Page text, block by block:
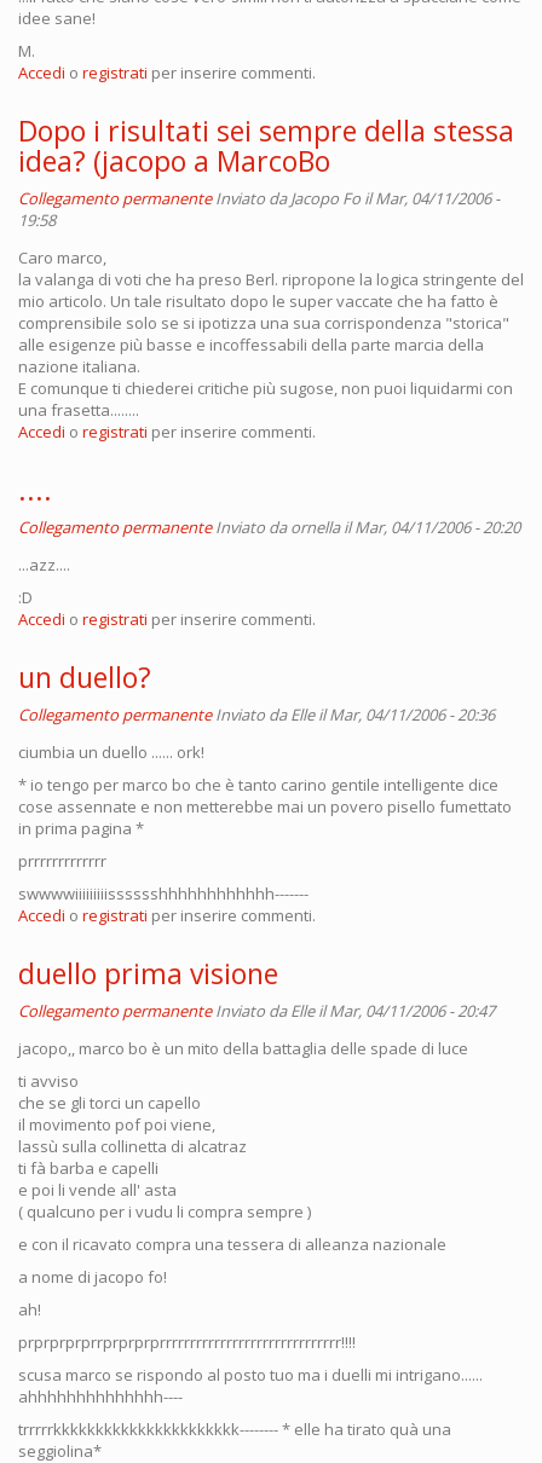
idee sane!
M.
Accedi o registrati per inserire commenti.
Dopo i risultati sei sempre della stessa
idea? (jacopo a MarcoBo
Collegamento permanente Inviato daJacopo Fo il Mar, 04/11/2006 -
19:58
Caro marco,
la valanga di voti che ha preso Berl. ripropone la logica stringente del
mio articolo. Un tale risultato dopo le super vaccate che ha fatto è
comprensibile solo se si ipotizza una sua corrispondenza "storica"
alle esigenze più basse e incoffessabili della parte marcia della
nazione italiana.
E comunque ti chiederei critiche più sugose, non puoi liquidarmi con
una frasetta........
Accedi o registrati per inserire commenti.
....
Collegamento permanente Inviato daornellail Mar, 04/11/2006 - 20:20
...azz....
:D
Accedi o registrati per inserire commenti.
un duello?
Collegamento permanente Inviato daElleil Mar, 04/11/2006 - 20:36
ciumbia un duello ...... ork!
* io tengo per marco bo che è tanto carino gentile intelligente dice
cose assennate e non metterebbe mai un povero pisello fumettato
in prima pagina *
prrrrrrrrrrrrr
swwwwiiiiiiiiisssssshhhhhhhhhhhh-------
Accedi o registrati per inserire commenti.
duello prima visione
Collegamento permanente Inviato daElleil Mar, 04/11/2006 - 20:47
jacopo,, marco bo è un mito della battaglia delle spade di luce
ti avviso
che se gli torci un capello
il movimento pof poi viene,
lassù sulla collinetta di alcatraz
ti fà barba e capelli
e poi li vende all' asta
( qualcuno per i vudu li compra sempre )
e con il ricavato compra una tessera di alleanza nazionale
a nome di jacopo fo!
ah!
prprprprprrprprprprrrrrrrrrrrrrrrrrrrrrrrrrrrrrr!!!!
scusa marco se rispondo al posto tuo ma i duelli mi intrigano......
ahhhhhhhhhhhhhh----
trrrrrkkkkkkkkkkkkkkkkkkkkkk-------- * elle ha tirato quà una
seggiolina*